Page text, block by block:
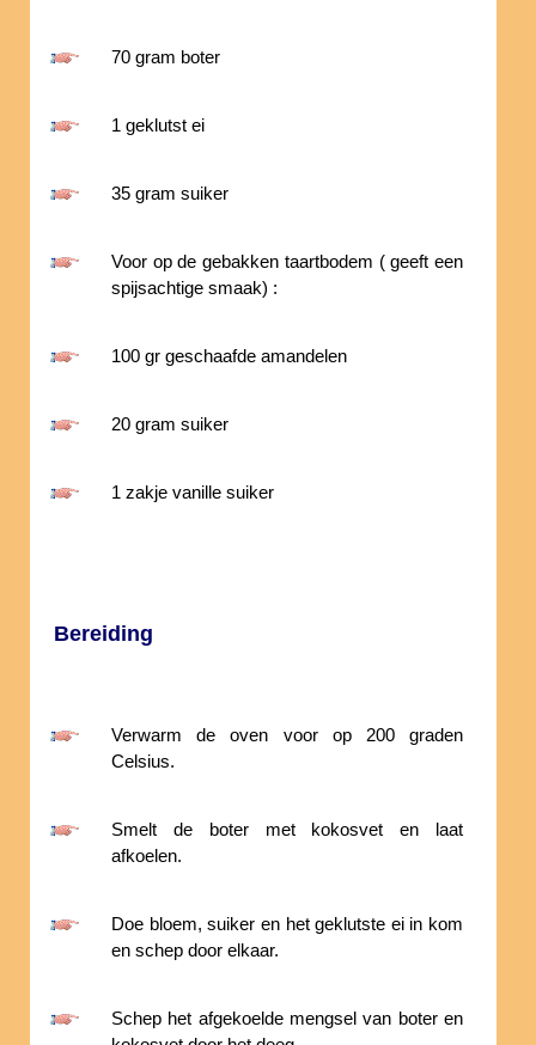
70 gram boter
1 geklutst ei
35 gram suiker
Voor op de gebakken taartbodem ( geeft een
spijsachtige smaak) :
100 gr geschaafde amandelen
20 gram suiker
1 zakje vanille suiker
Bereiding
Verwarm de oven voor op 200 graden
Celsius.
Smelt de boter met kokosvet en laat
afkoelen.
Doe bloem, suiker en het geklutste ei in kom
en schep door elkaar.
Schep het afgekoelde mengsel van boter en